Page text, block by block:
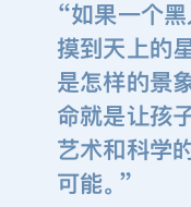
“如果一个
摸到天上的
是怎样的景象
命就是让孩
艺术和科学
可能。”